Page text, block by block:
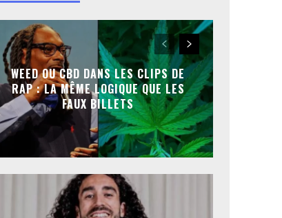
WEED OU CBD DANS LES CLIPS DE
RAP : LA MÊME LOGIQUE QUE LES
FAUX BILLETS